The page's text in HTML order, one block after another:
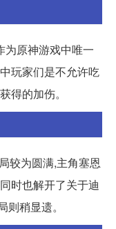
为原神游戏中唯一
玩家们是不允许吃
得的加伤。
较为圆满,主角塞恩
时也解开了关于迪
稍显遗。